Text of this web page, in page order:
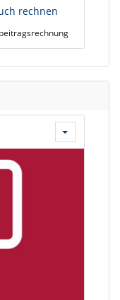
rechnen